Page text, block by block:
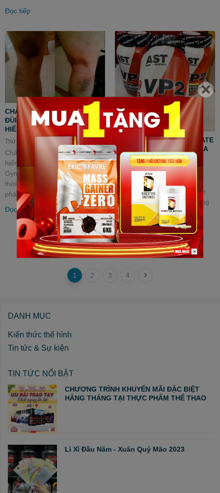
Đọc tiếp
CHẤN THƯƠNG RÁCH CƠ
ĐÙI KHI TẬP TẠI NHÀ NGUY
HIỂM NHƯ THẾ NÀO?
Thứ Tư, 27/04/2022
Chấn thương rách cơ đùi nguy
hiểm thế nào Việc các phòng
Gym bị bắt buộc đóng cửa vào
thời điểm dịch Covid đang bùng
phát khiến...
Đọc tiếp
VP2 WHEY PROTEIN ISOLATE
- BƯỚC TIẾN ĐỘT PHÁ CỦA
THẾ GIỚI WHEY
Thứ Tư, 27/04/2022
Vào năm 1992, AST Sport
Science đã có một cuộc cách
mạng hóa thế giới dinh dưỡng
thể thao khi cho ra mắt sản
phẩm Hydrolyzed...
Đọc tiếp
1 2 3 4
DANH MỤC
Kiến thức thể hình
Tin tức & Sự kiện
TIN TỨC NỔI BẬT
CHƯƠNG TRÌNH KHUYẾN MÃI ĐẶC BIỆT
HẰNG THÁNG TẠI THỰC PHẨM THỂ THAO
Lì Xì Đầu Năm - Xuân Quý Mão 2023